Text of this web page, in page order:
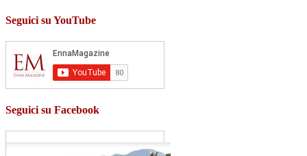
Seguici su YouTube
Seguici su Facebook